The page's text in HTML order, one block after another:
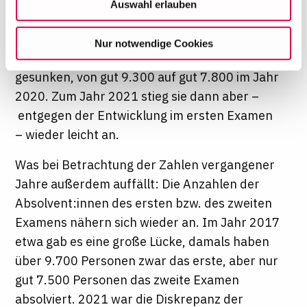
wirtschaftlich zu betreiben. Mit Bestätigung Ihrer Auswahl
willigen Sie in die Verwendung der gewählten Cookies
ein. Diese Auswahl können Sie jederzeit ändern oder
Ihre Einwilligung widerrufen, indem Sie am Ende der
Seite auf "Cookie-Einstellungen" klicken. Weitere
Informationen finden Sie in unseren
Datenschutzhinweisen
Auswahl erlauben
Nur notwendige Cookies
Anzahl der Absolvent:innen des zweiten
Staatsexamens seit dem Jahr 2009 –
wiederum mit leichten Ausreißern –
gesunken, von gut 9.300 auf gut 7.800 im Jahr
2020. Zum Jahr 2021 stieg sie dann aber –
entgegen der Entwicklung im ersten Examen
– wieder leicht an.
Was bei Betrachtung der Zahlen vergangener
Jahre außerdem auffällt: Die Anzahlen der
Absolvent:innen des ersten bzw. des zweiten
Examens nähern sich wieder an. Im Jahr 2017
etwa gab es eine große Lücke, damals haben
über 9.700 Personen zwar das erste, aber nur
gut 7.500 Personen das zweite Examen
absolviert. 2021 war die Diskrepanz der